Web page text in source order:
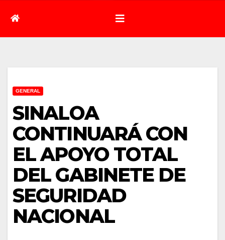
GENERAL
SINALOA
CONTINUARÁ CON
EL APOYO TOTAL
DEL GABINETE DE
SEGURIDAD
NACIONAL